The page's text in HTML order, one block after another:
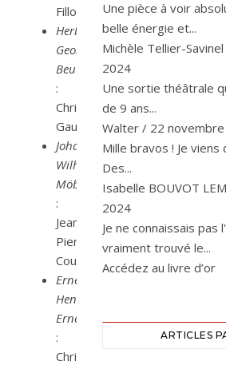
Fillos
Herbert-
Georg
Beutler
:
Christian
Gautie
Johann-
Wilhem
Möbius
:
Jean-
Pierre
Couderc
Ernest-
Henrich
Ernesti
:
Christian
Une pièce à voir
belle énergie et...
Michèle Tellier-Savinel
2024
Une sortie théâtrale
de 9 ans...
Walter / 22
Mille bravos ! Je
Des...
Isabelle BOUVOT
2024
Je ne connaissais pas
vraiment trouvé le...
Accédez au livre d’or
ARTICLES